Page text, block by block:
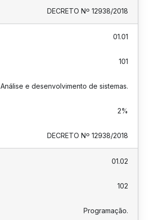
DECRETO Nº 12938/2018
01.01
101
Análise e desenvolvimento de sistemas.
2%
DECRETO Nº 12938/2018
01.02
102
Programação.